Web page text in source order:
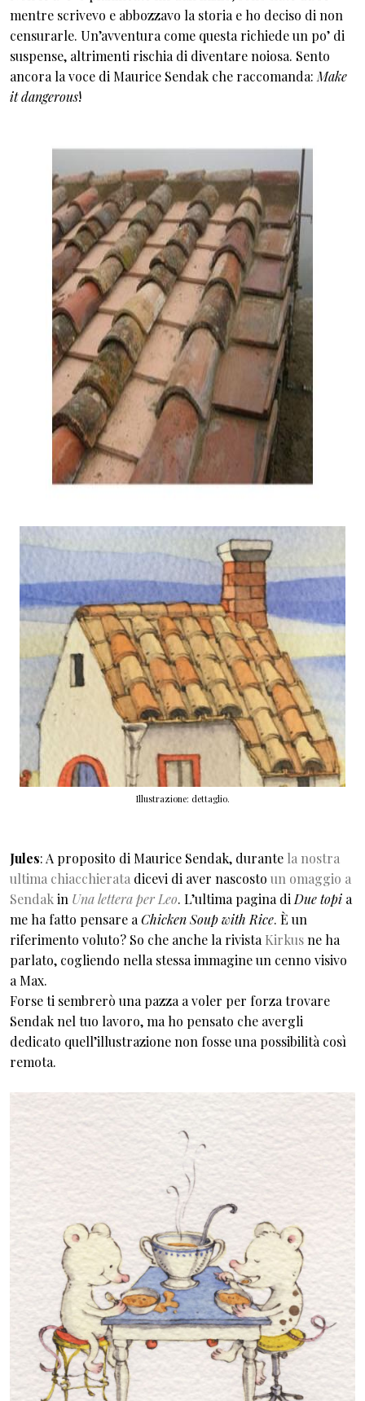
mentre scrivevo e abbozzavo la storia e ho deciso di non
censurarle. Un’avventura come questa richiede un po’ di
suspense, altrimenti rischia di diventare noiosa. Sento
ancora la voce di Maurice Sendak che raccomanda: Make
it dangerous!
Illustrazione: dettaglio.
Jules: A proposito di Maurice Sendak, durante la nostra
ultima chiacchierata dicevi di aver nascosto un omaggio a
Sendakin Una lettera per Leo. L’ultima pagina di Due topi a
me ha fatto pensare a Chicken Soup with Rice. È un
riferimento voluto? So che anche la rivista Kirkusne ha
parlato, cogliendo nella stessa immagine un cenno visivo
a Max.
Forse ti sembrerò una pazza a voler per forza trovare
Sendak nel tuo lavoro, ma ho pensato che avergli
dedicato quell’illustrazione non fosse una possibilità così
remota.